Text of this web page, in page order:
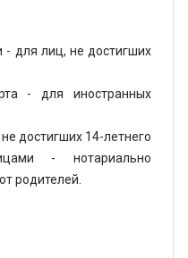
- для лиц, не достигших
- для иностранных
достигших 14-летнего
- нотариально
родителей.